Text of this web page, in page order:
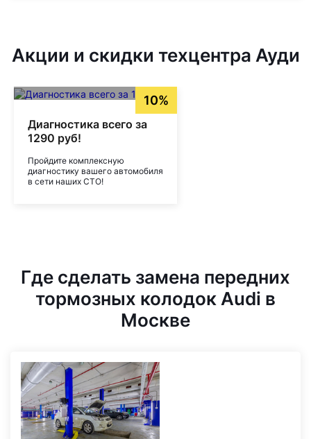
Акции и скидки техцентра Ауди
10%
Диагностика всего за
1290 руб!
Пройдите комплексную
диагностику вашего автомобиля
в сети наших СТО!
Где сделать замена передних
тормозных колодок Audi в
Москве